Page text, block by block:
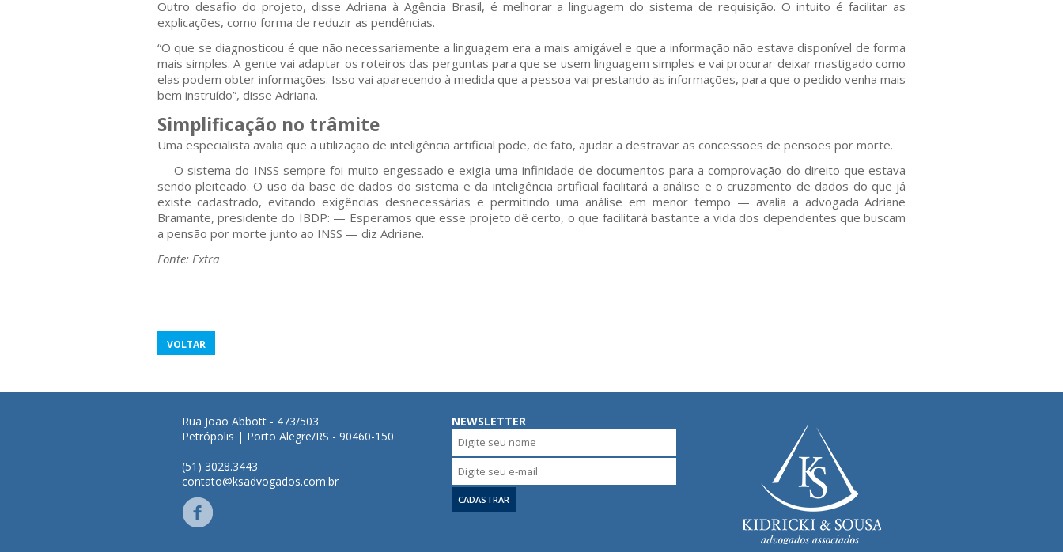
Outro desafio do projeto, disse Adriana à Agência Brasil, é melhorar a linguagem do sistema de requisição. O intuito é facilitar as
explicações, como forma de reduzir as pendências.
“O que se diagnosticou é que não necessariamente a linguagem era a mais amigável e que a informação não estava disponível de forma
mais simples. A gente vai adaptar os roteiros das perguntas para que se usem linguagem simples e vai procurar deixar mastigado como
elas podem obter informações. Isso vai aparecendo à medida que a pessoa vai prestando as informações, para que o pedido venha mais
bem instruído”, disse Adriana.
Simplificação no trâmite
Uma especialista avalia que a utilização de inteligência artificial pode, de fato, ajudar a destravar as concessões de pensões por morte.
— O sistema do INSS sempre foi muito engessado e exigia uma infinidade de documentos para a comprovação do direito que estava
sendo pleiteado. O uso da base de dados do sistema e da inteligência artificial facilitará a análise e o cruzamento de dados do que já
existe cadastrado, evitando exigências desnecessárias e permitindo uma análise em menor tempo — avalia a advogada Adriane
Bramante, presidente do IBDP: — Esperamos que esse projeto dê certo, o que facilitará bastante a vida dos dependentes que buscam
a pensão por morte junto ao INSS — diz Adriane.
Fonte: Extra
VOLTAR
Rua João Abbott - 473/503
Petrópolis | Porto Alegre/RS - 90460-150
(51) 3028.3443
contato@ksadvogados.com.br
NEWSLETTER